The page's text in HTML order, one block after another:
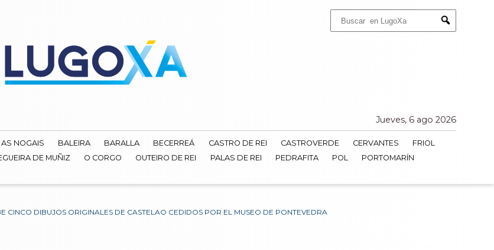
Submit
Jueves, 6 ago 2026
AS NOGAIS BALEIRA BARALLA BECERREÁ CASTRO DE REI CASTROVERDE CERVANTES
FRIOL
DE MUÑIZ O CORGO OUTEIRO DE REI PALAS DE REI PEDRAFITA POL
PORTOMARÍN
CINCO DIBUJOS ORIGINALES DE CASTELAO CEDIDOS POR EL MUSEO DE PONTEVEDRA